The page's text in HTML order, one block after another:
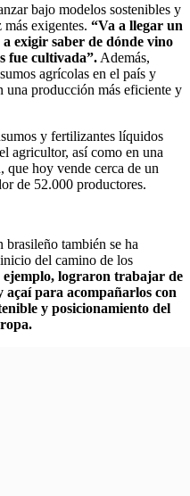
bajo modelos sostenibles y
más exigentes. “Va a llegar un
exigir saber de dónde vino
fue cultivada”. Además,
agrícolas en el país y
una producción más eficiente y
y fertilizantes líquidos
agricultor, así como en una
que hoy vende cerca de un
de 52.000 productores.
brasileño también se ha
del camino de los
ejemplo, lograron trabajar de
açaí para acompañarlos con
y posicionamiento del